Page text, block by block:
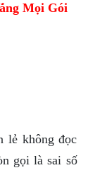
Mọi Gói
lẻ không đọc
gọi là sai số